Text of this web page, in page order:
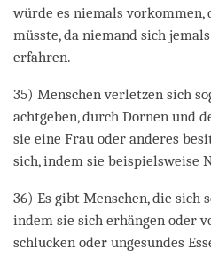
würde es niemals vorkommen,
müsste, da niemand sich
erfahren.
35) Menschen verletzen sich
achtgeben, durch Dornen und
sie eine Frau oder anderes
sich, indem sie beispielsweise
36) Es gibt Menschen, die sich
indem sie sich erhängen oder
schlucken oder ungesundes